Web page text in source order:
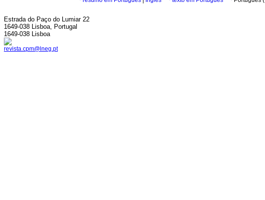
Estrada do Paço do Lumiar 22
1649-038 Lisboa, Portugal
1649-038 Lisboa
revista.cpm@lneg.pt